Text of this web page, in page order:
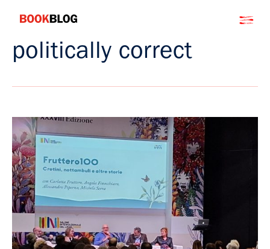
Bookblog
politically correct